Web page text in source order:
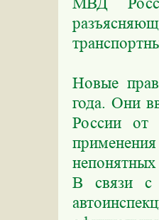
Новые
года. Они
России от
В связи с